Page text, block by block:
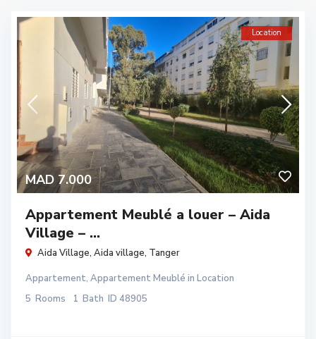
MAD 7.000
Location
Appartement Meublé a louer – Aida
Village – ...
Aida Village, Aida village, Tanger
Appartement, Appartement Meublé in Location
5 Rooms 1 Bath ID 48905